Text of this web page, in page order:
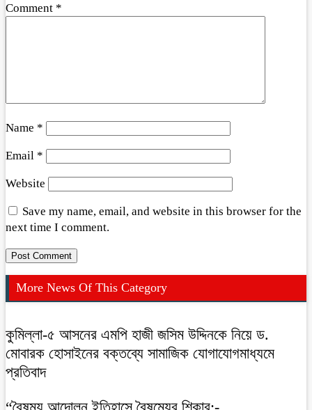
Comment *
Name *
Email *
Website
Save my name, email, and website in this browser for the
next time I comment.
More News Of This Category
কুমিল্লা-৫ আসনের এমপি হাজী জসিম উদ্দিনকে নিয়ে ড.
মোবারক হোসাইনের বক্তব্যে সামাজিক যোগাযোগমাধ্যমে
প্রতিবাদ